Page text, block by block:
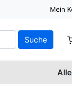
Mein
Suche